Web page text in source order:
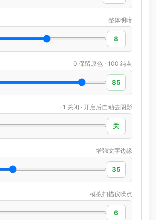
整体明暗
8
0 保留原色 · 100 纯灰
85
-1 关闭 · 开启后自动去阴影
关
增强文字边缘
35
模拟扫描仪噪点
6